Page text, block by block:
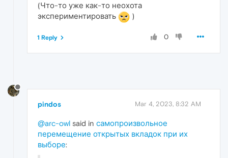
(Что-то уже как-то неохота
экспериментировать
)
0
1 Reply
pindos Mar 4, 2023, 8:32 AM
@arc-owl said in самопроизвольное
перемещение открытых вкладок при их
выборе: